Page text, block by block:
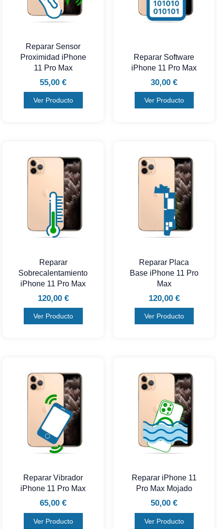
Reparar Sensor
Proximidad iPhone
11 Pro Max
55,00 €
Ver Producto
Reparar Software
iPhone 11 Pro Max
30,00 €
Ver Producto
Reparar
Sobrecalentamiento
iPhone 11 Pro Max
120,00 €
Ver Producto
Reparar Placa
Base iPhone 11 Pro
Max
120,00 €
Ver Producto
Reparar Vibrador
iPhone 11 Pro Max
65,00 €
Ver Producto
Reparar iPhone 11
Pro Max Mojado
50,00 €
Ver Producto